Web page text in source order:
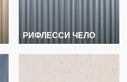
РИФЛЕССИ ЧЕЛО